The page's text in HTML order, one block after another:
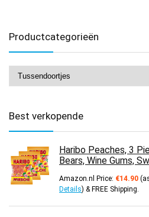
Productcategorieën
Best verkopende
Haribo Peaches, 3
Bears, Wine Gums,
Amazon.nl Price: €14.90
Details) & FREE Shipping.